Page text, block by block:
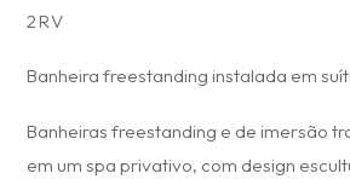
2RV
Banheira freestanding instalada em
Banheiras freestanding e de imersão
em um spa privativo, com design